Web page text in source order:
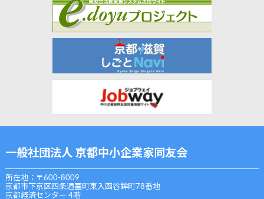
一般社団法人 京都中小企業家同友会
所在地：〒600-8009
京都市下京区四条通室町東入函谷鉾町78番地
京都経済センター 4階